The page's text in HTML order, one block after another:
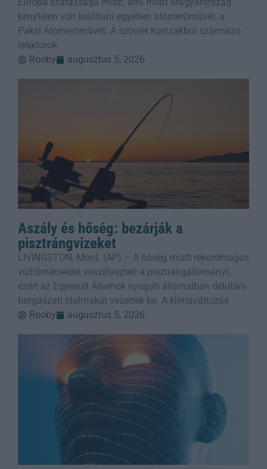
kénytelen volt leállítani egyetlen atomerőművét, a
Paksi Atomerőművet. A szovjet korszakból származó
reaktorok
Rooby
augusztus 5, 2026
Aszály és hőség: bezárják a
pisztrángvizeket
LIVINGSTON, Mont. (AP) – A hőség miatt rekordmagas
vízhőmérséklet veszélyezteti a pisztrángállományt,
ezért az Egyesült Államok nyugati államaiban délutáni
horgászati tilalmakat vezettek be. A klímaváltozás
Rooby
augusztus 5, 2026